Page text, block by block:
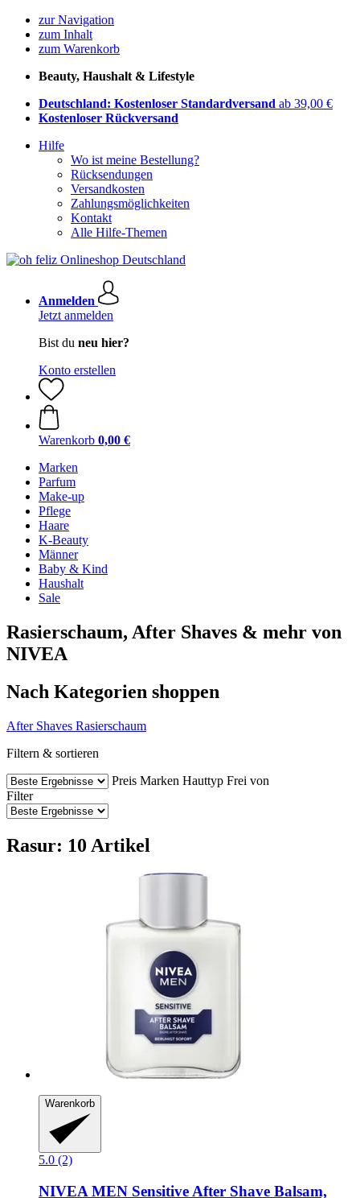
zur Navigation
zum Inhalt
zum Warenkorb
Beauty, Haushalt & Lifestyle
Deutschland: Kostenloser Standardversand ab 39,00 €
Kostenloser Rückversand
Hilfe
Wo ist meine Bestellung?
Rücksendungen
Versandkosten
Zahlungsmöglichkeiten
Kontakt
Alle Hilfe-Themen
Anmelden
Jetzt anmelden
Bist du neu hier?
Konto erstellen
Warenkorb 0,00 €
Marken
Parfum
Make-up
Pflege
Haare
K-Beauty
Männer
Baby & Kind
Haushalt
Sale
Rasierschaum, After Shaves & mehr von
NIVEA
Nach Kategorien shoppen
After Shaves Rasierschaum
Filtern & sortieren
Preis Marken Hauttyp Frei von
Filter
Rasur: 10 Artikel
Warenkorb
5.0 (2)
NIVEA MEN Sensitive After Shave Balsam,